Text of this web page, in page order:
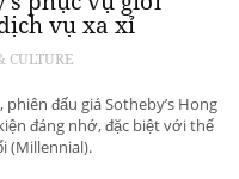
vụ xa xỉ
CULTURE
đấu giá Sotheby’s Hong
đáng nhớ, đặc biệt với thế
(Millennial).